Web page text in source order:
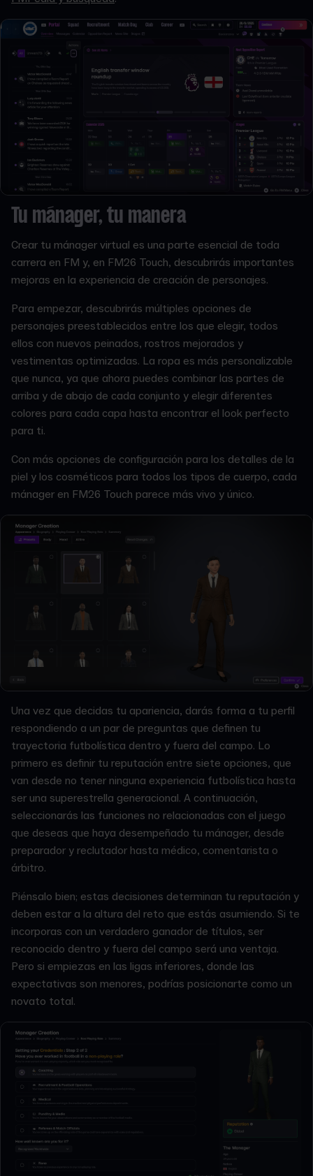
Tu mánager, tu manera
Crear tu mánager virtual es una parte esencial de toda
carrera en FM y, en FM26 Touch, descubrirás importantes
mejoras en la experiencia de creación de personajes.
Para empezar, descubrirás múltiples opciones de
personajes preestablecidos entre los que elegir, todos
ellos con nuevos peinados, rostros mejorados y
vestimentas optimizadas. La ropa es más personalizable
que nunca, ya que ahora puedes combinar las partes de
arriba y de abajo de cada conjunto y elegir diferentes
colores para cada capa hasta encontrar el look perfecto
para ti.
Con más opciones de configuración para los detalles de la
piel y los cosméticos para todos los tipos de cuerpo, cada
mánager en FM26 Touch parece más vivo y único.
Una vez que decidas tu apariencia, darás forma a tu perfil
respondiendo a un par de preguntas que definen tu
trayectoria futbolística dentro y fuera del campo. Lo
primero es definir tu reputación entre siete opciones, que
van desde no tener ninguna experiencia futbolística hasta
ser una superestrella generacional. A continuación,
seleccionarás las funciones no relacionadas con el juego
que deseas que haya desempeñado tu mánager, desde
preparador y reclutador hasta médico, comentarista o
árbitro.
Piénsalo bien; estas decisiones determinan tu reputación y
deben estar a la altura del reto que estás asumiendo. Si te
incorporas con un verdadero ganador de títulos, ser
reconocido dentro y fuera del campo será una ventaja.
Pero si empiezas en las ligas inferiores, donde las
expectativas son menores, podrías posicionarte como un
novato total.